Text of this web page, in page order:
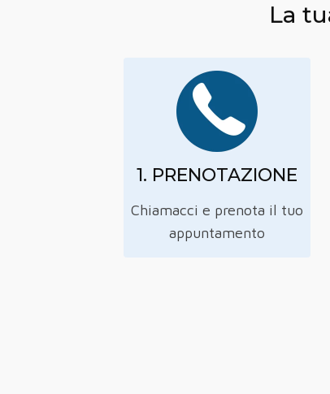
La
1. PRENOTAZIONE
Chiamacci e prenota il tuo
appuntamento